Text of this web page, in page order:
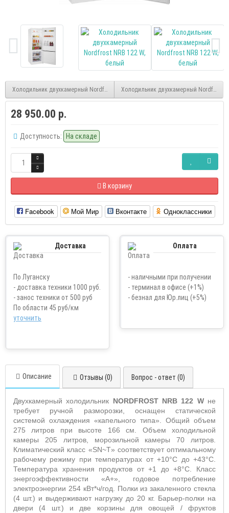
Холодильник двухкамерный Nordfrost NRB 122 B, черный матовый
Холодильник двухкамерный Nordfrost
28 950.00 р.
Доступность: На складе
В корзину
Facebook Мой Мир Вконтакте Одноклассники
Доставка
По Луганску
- доставка техники 1000 руб.
- занос техники от 500 руб
По области 45 руб/км
уточнить
Оплата
- наличными при получении
- терминал в офисе (+1%)
- безнал для Юр.лиц (+5%)
Описание Отзывы (0) Вопрос - ответ (0)
Двухкамерный холодильник NORDFROST NRB 122 Wне
требует ручной разморозки, оснащен статической
системой охлаждения «капельного типа». Общий объем
275 литров при высоте 166 см. Объем холодильной
камеры 205 литров, морозильной камеры 70 литров.
Климатический класс «SN~T» соответствует оптимальному
рабочему режиму при температурах от +10°С до +43°С.
Температура хранения продуктов от +1 до +8°С. Класс
энергоэффективности «А+», годовое потребление
электроэнергии 254 кВт*ч/год. Полки из закаленного стекла
(4 шт.) и выдерживают нагрузку до 20 кг. Барьер-полки на
двери (4 шт.) и две корзины для овощей / фруктов